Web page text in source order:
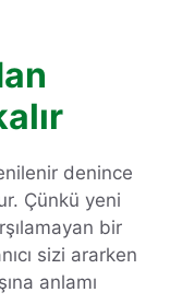
denince
Çünkü yeni
bir
sizi ararken
anlamı